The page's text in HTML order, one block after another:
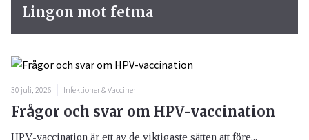
30 juli, 2026 Infektioner & Vacciner
Frågor och svar om HPV-vaccination
HPV-vaccination är ett av de viktigaste sätten att före...
Lingon mot fetma